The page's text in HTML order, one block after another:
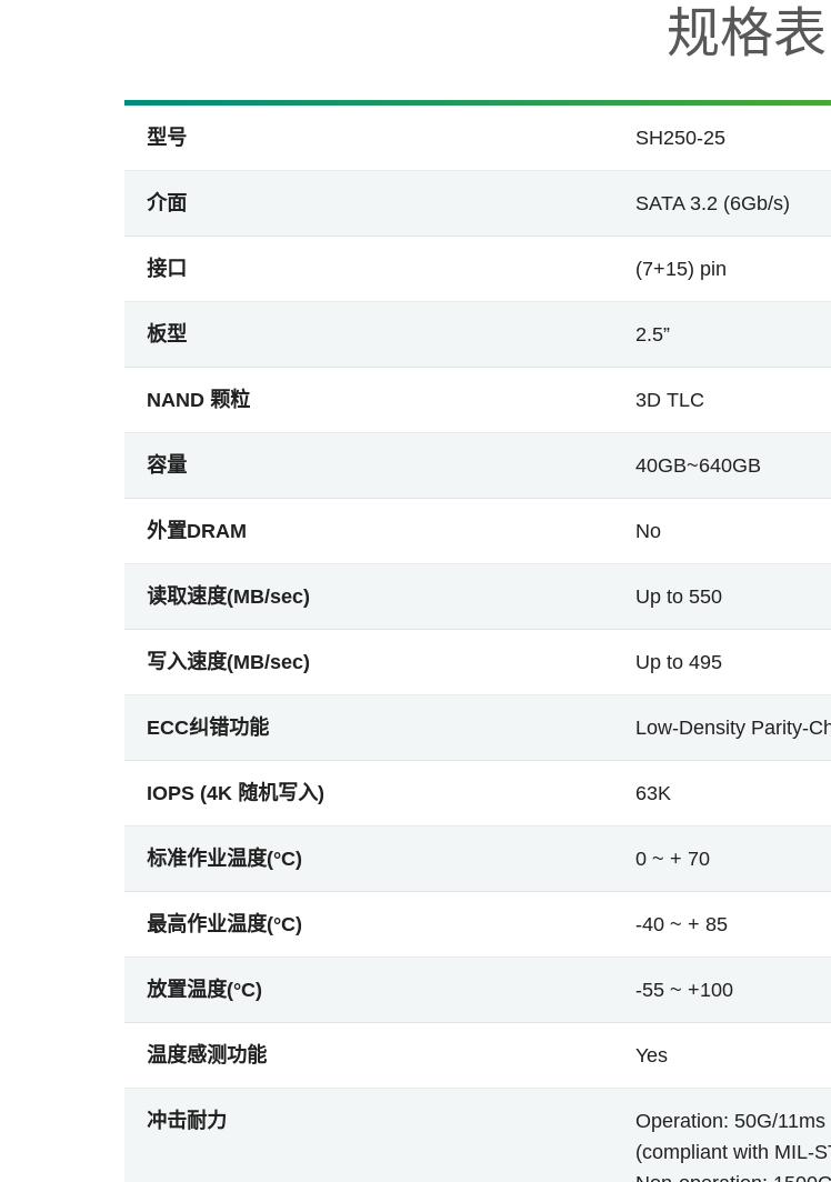
规格表
型号 SH250-25
介面 SATA 3.2 (6Gb/s)
接口 (7+15) pin
板型 2.5”
NAND 颗粒 3D TLC
容量 40GB~640GB
外置DRAM No
读取速度(MB/sec) Up to 550
写入速度(MB/sec) Up to 495
ECC纠错功能 Low-Density Parity-
IOPS (4K 随机写入) 63K
标准作业温度(°C) 0 ~ + 70
最高作业温度(°C) -40 ~ + 85
放置温度(°C) -55 ~ +100
温度感测功能 Yes
冲击耐力
Operation: 50G/11ms
(compliant with MIL-